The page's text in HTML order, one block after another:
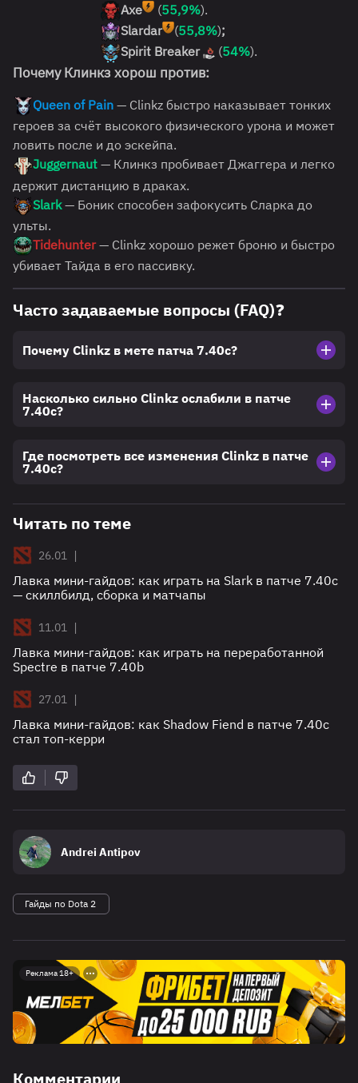
Axe
(55,9%).
Slardar
(55,8%);
Spirit Breaker
(54%).
Почему Клинкз хорош против:
Queen of Pain — Clinkz быстро наказывает тонких
героев за счёт высокого физического урона и может
ловить после и до эскейпа.
Juggernaut — Клинкз пробивает Джаггера и легко
держит дистанцию в драках.
Slark — Боник способен зафокусить Сларка до
ульты.
Tidehunter — Clinkz хорошо режет броню и быстро
убивает Тайда в его пассивку.
Часто задаваемые вопросы (FAQ)❓
Почему Clinkz в мете патча 7.40c?
Насколько сильно Clinkz ослабили в патче
7.40c?
Где посмотреть все изменения Clinkz в патче
7.40c?
Читать по теме
26.01 |
Лавка мини-гайдов: как играть на Slark в патче 7.40c
— скиллбилд, сборка и матчапы
11.01 |
Лавка мини-гайдов: как играть на переработанной
Spectre в патче 7.40b
27.01 |
Лавка мини-гайдов: как Shadow Fiend в патче 7.40c
стал топ-керри
Andrei Antipov
Гайды по Dota 2
Реклама 18+
Комментарии